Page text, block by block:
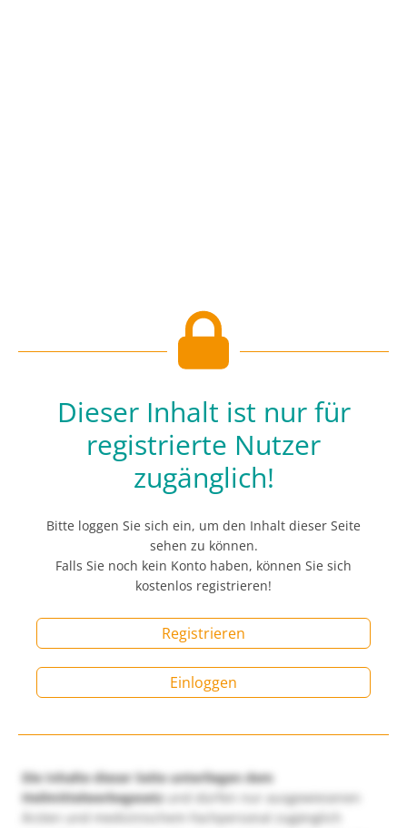
Dieser Inhalt ist nur für
registrierte Nutzer
zugänglich!
Bitte loggen Sie sich ein, um den Inhalt dieser Seite
sehen zu können.
Falls Sie noch kein Konto haben, können Sie sich
kostenlos registrieren!
Registrieren
Einloggen
Die Inhalte dieser Seite unterliegen dem
Heilmittelwerbegesetzund dürfen nur ausgewiesenen
Ärzten und medizinischem Fachpersonal zugänglich